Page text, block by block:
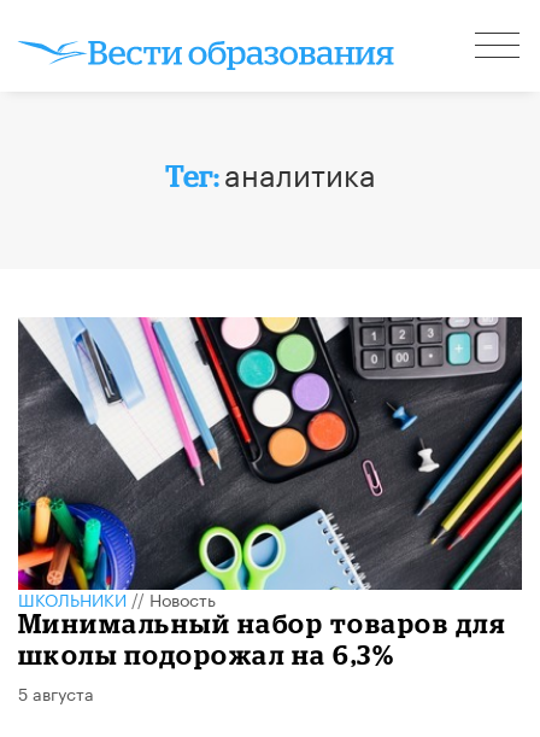
Тег:аналитика
ШКОЛЬНИКИ//Новость
Минимальный набор товаров для
школы подорожал на 6,3%
5 августа